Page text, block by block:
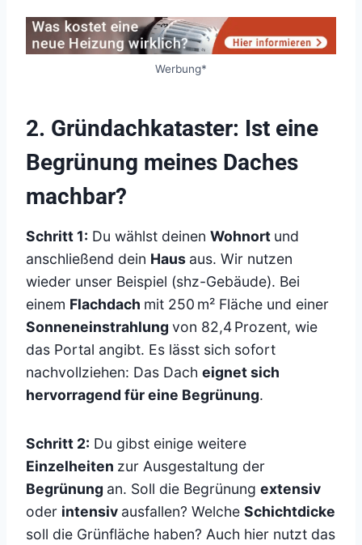
Werbung*
2. Gründachkataster: Ist eine
Begrünung meines Daches
machbar?
Schritt 1: Du wählst deinen Wohnort und
anschließend dein Haus aus. Wir nutzen
wieder unser Beispiel (shz-Gebäude). Bei
einem Flachdach mit 250 m² Fläche und einer
Sonneneinstrahlung von 82,4 Prozent, wie
das Portal angibt. Es lässt sich sofort
nachvollziehen: Das Dach eignet sich
hervorragend für eine Begrünung.
Schritt 2: Du gibst einige weitere
Einzelheiten zur Ausgestaltung der
Begrünung an. Soll die Begrünung extensiv
oder intensiv ausfallen? Welche Schichtdicke
soll die Grünfläche haben? Auch hier nutzt das